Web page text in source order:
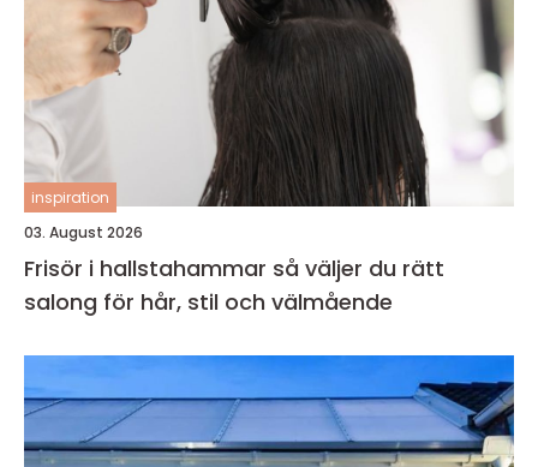
inspiration
03. August 2026
Frisör i hallstahammar så väljer du rätt
salong för hår, stil och välmående